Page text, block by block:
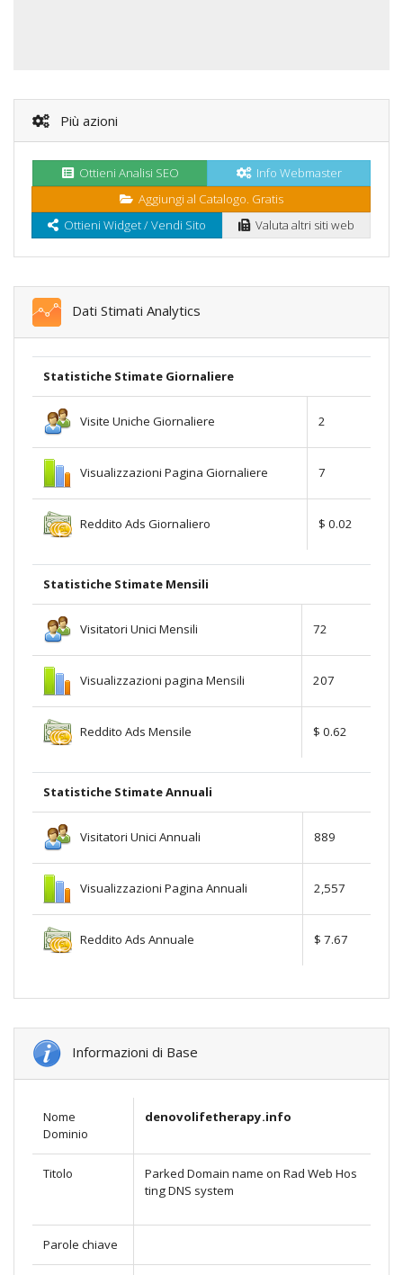
Più azioni
Ottieni Analisi SEO
Info Webmaster
Aggiungi al Catalogo. Gratis
Ottieni Widget / Vendi Sito
Valuta altri siti web
Dati Stimati Analytics
Statistiche Stimate Giornaliere
Visite Uniche Giornaliere 2
Visualizzazioni Pagina Giornaliere 7
Reddito Ads Giornaliero $ 0.02
Statistiche Stimate Mensili
Visitatori Unici Mensili 72
Visualizzazioni pagina Mensili 207
Reddito Ads Mensile $ 0.62
Statistiche Stimate Annuali
Visitatori Unici Annuali 889
Visualizzazioni Pagina Annuali 2,557
Reddito Ads Annuale $ 7.67
Informazioni di Base
Nome
Dominio
denovolifetherapy.info
Titolo
Parked Domain name on Rad Web Hos
ting DNS system
Parole chiave